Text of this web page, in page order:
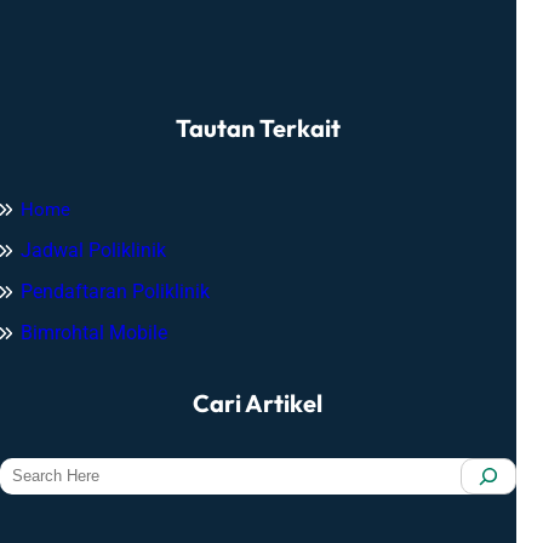
Tautan Terkait
Home
Jadwal Poliklinik
Pendaftaran Poliklinik
Bimrohtal Mobile
Cari Artikel
S
e